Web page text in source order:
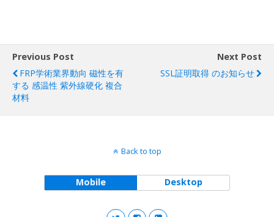
Previous Post
FRP学術業界動向 磁性を有
する 感温性 紫外線硬化 複合
材料
Next Post
SSL証明取得 のお知らせ
Back to top
Mobile Desktop